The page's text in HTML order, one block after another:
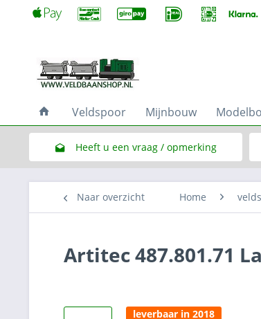
Veldspoor Mijnbouw
Heeft u een vraag / opmerking
Naar overzicht
Home
Artitec 487.801.71
leverbaar in 2018